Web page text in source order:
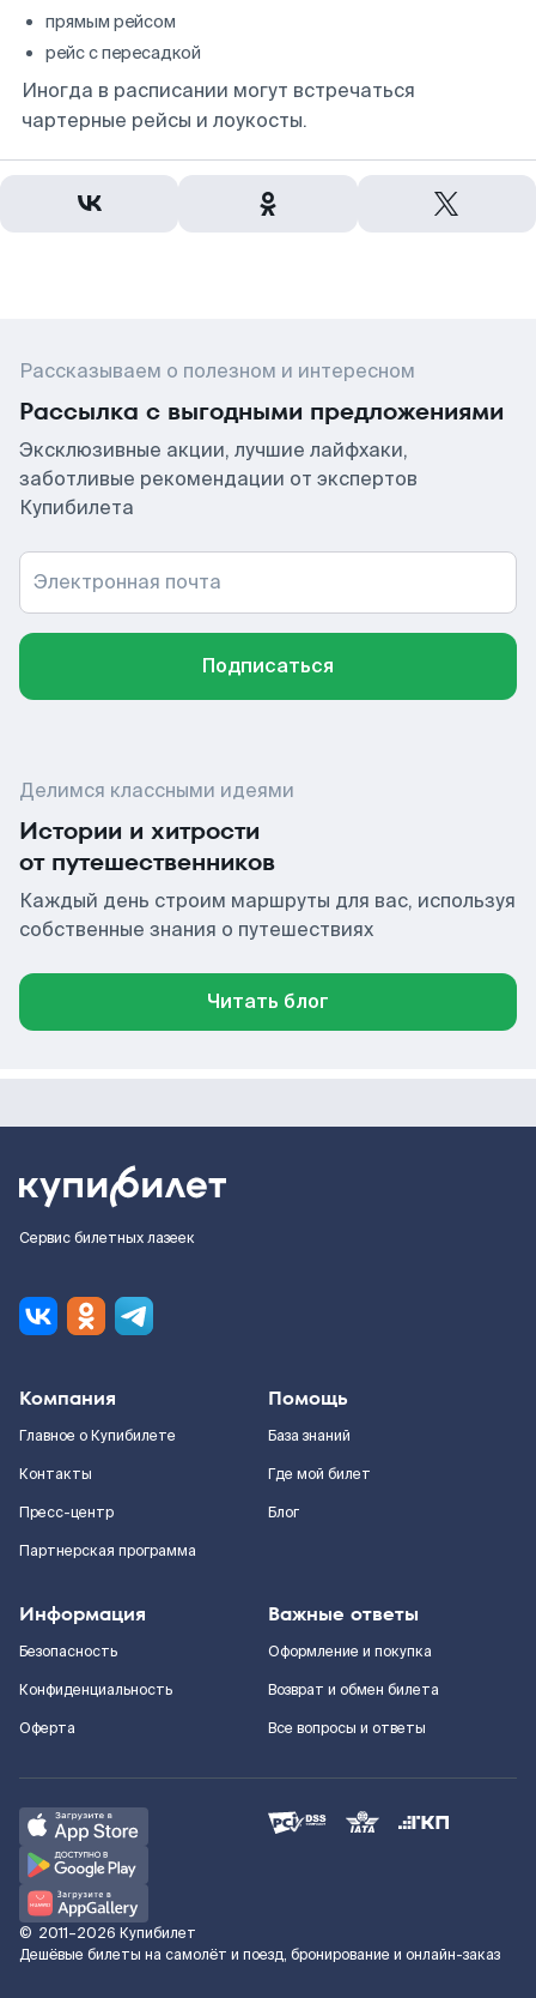
прямым рейсом
рейс с пересадкой
Иногда в расписании могут встречаться
чартерные рейсы и лоукосты.
Рассказываем о полезном и интересном
Рассылка с выгодными предложениями
Эксклюзивные акции, лучшие лайфхаки,
заботливые рекомендации от экспертов
Купибилета
Электронная почта
Подписаться
Делимся классными идеями
Истории и хитрости
от путешественников
Каждый день строим маршруты для вас, используя
собственные знания о путешествиях
Читать блог
Сервис билетных лазеек
Компания
Главное о Купибилете
Контакты
Пресс-центр
Партнерская программа
Помощь
База знаний
Где мой билет
Блог
Информация
Безопасность
Конфиденциальность
Оферта
Важные ответы
Оформление и покупка
Возврат и обмен билета
Все вопросы и ответы
© 2011–2026 Купибилет
Дешёвые билеты на самолёт и поезд, бронирование и онлайн-заказ